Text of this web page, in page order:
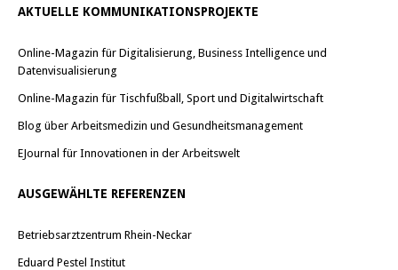
AKTUELLE KOMMUNIKATIONSPROJEKTE
Online-Magazin für Digitalisierung, Business Intelligence und
Datenvisualisierung
Online-Magazin für Tischfußball, Sport und Digitalwirtschaft
Blog über Arbeitsmedizin und Gesundheitsmanagement
EJournal für Innovationen in der Arbeitswelt
AUSGEWÄHLTE REFERENZEN
Betriebsarztzentrum Rhein-Neckar
Eduard Pestel Institut